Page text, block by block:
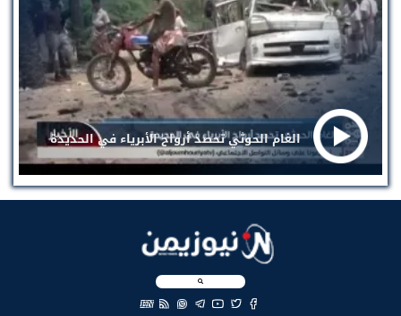
الغام الحوثي تحصد أرواح الأبرياء في الحديدة
EN